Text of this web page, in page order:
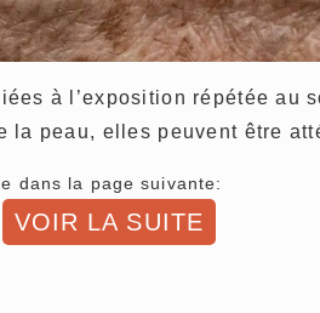
à l’exposition répétée au
la peau, elles peuvent être
dans la page suivante:
VOIR LA SUITE